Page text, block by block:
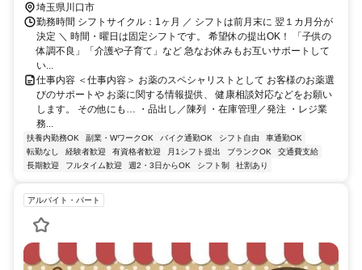
埼玉県川口市
勤務時間 シフトサイクル：1ヶ月 ／ シフトは前月末に 翌１カ月分が
決定 ＼ 時間・曜日は固定シフトです。 希望休の提出OK！ 「子供の
体調不良」「介護や子育て」など 急なお休みもお互いサポートして
い...
仕事内容 ＜仕事内容＞ お薬のスペシャリストとして お客様のお薬選
びのサポートや お薬に関する情報提供、 健康相談対応などをお願い
します。 その他にも… ・品出し／陳列 ・在庫管理／発注 ・レジ業
務...
扶養内勤務OK 副業・WワークOK バイク通勤OK シフト自由
車通勤OK
転勤なし
経験者歓迎 有資格者歓迎 月1シフト提出 ブランクOK
交通費支給
長期歓迎
フルタイム歓迎 週2・3日からOK シフト制 社割あり
アルバイト・パート